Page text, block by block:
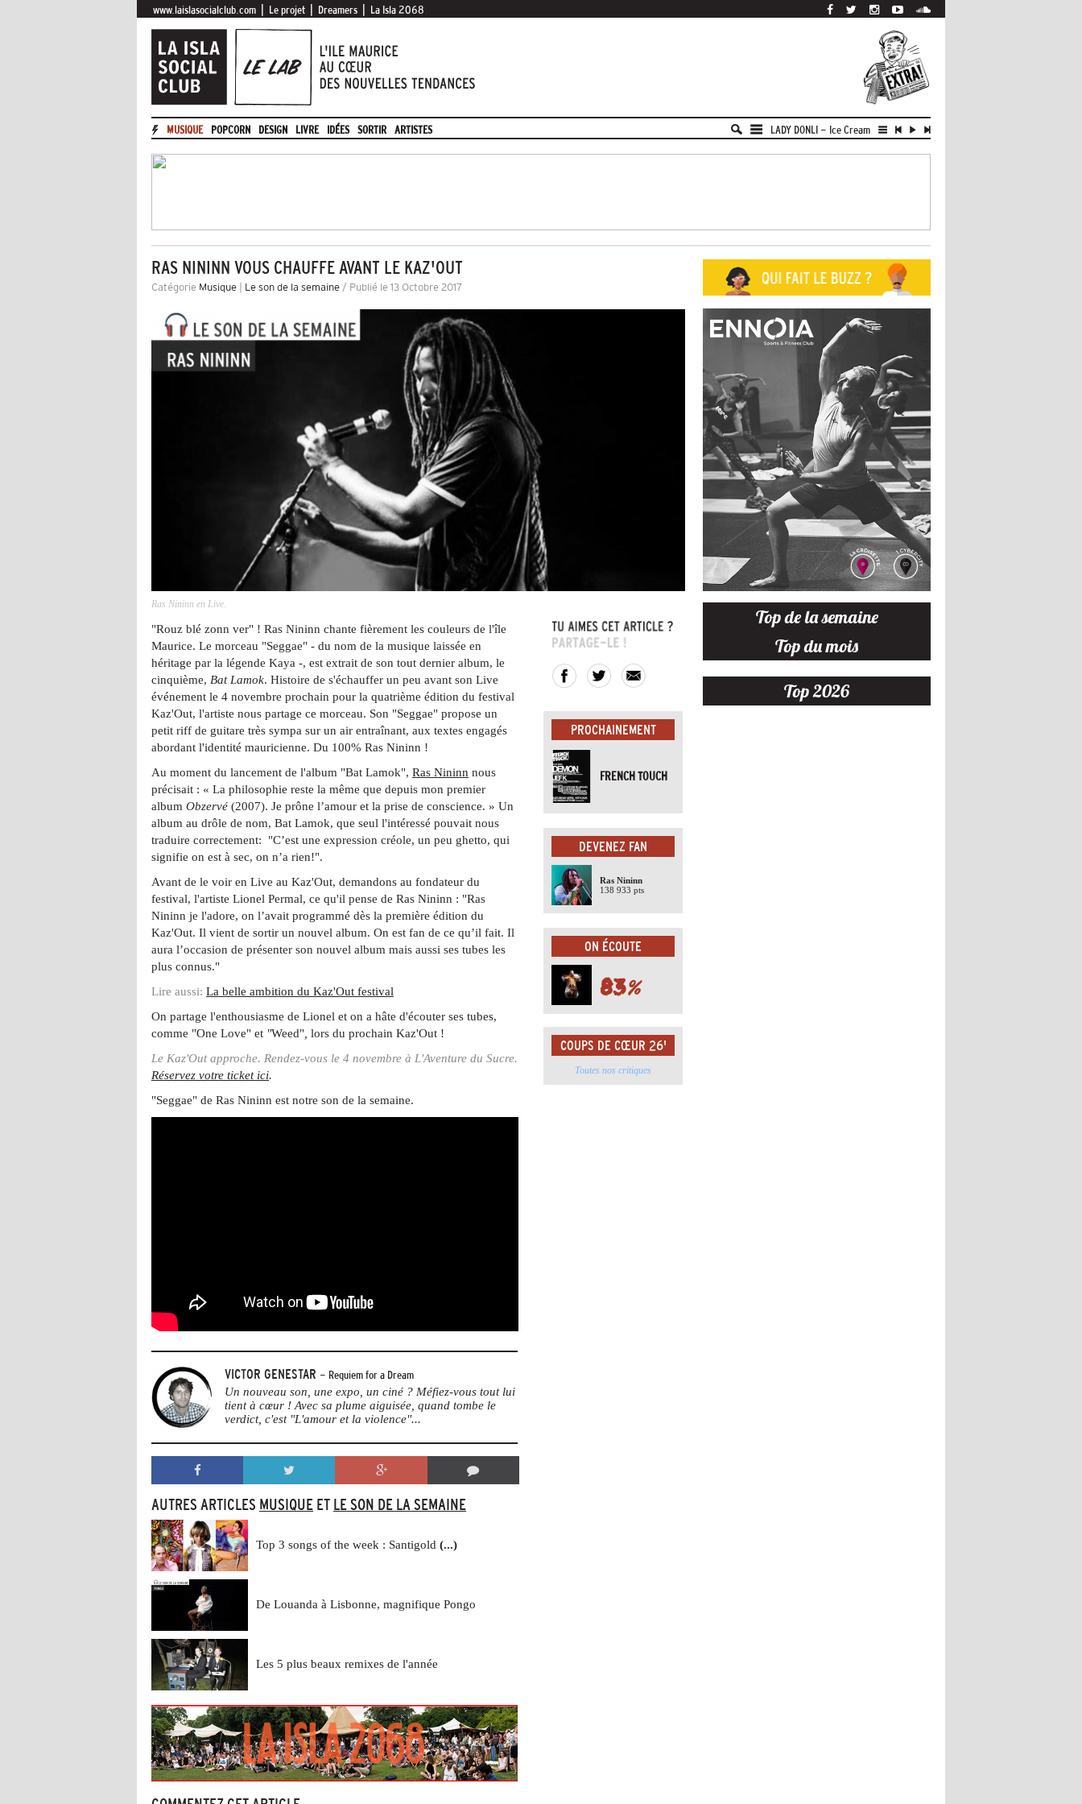
www.laislasocialclub.com Le projet Dreamers La Isla 2068
MUSIQUE POPCORN DESIGN LIVRE IDÉES SORTIR ARTISTES LADY DONLI - Ice Cream
RAS NININN VOUS CHAUFFE AVANT LE KAZ'OUT
Catégorie Musique Le son de la semaine / Publié le 13 Octobre 2017
Ras Nininn en Live.
"Rouz blé zonn ver" ! Ras Nininn chante fièrement les couleurs de l'île
Maurice. Le morceau "Seggae" - du nom de la musique laissée en
héritage par la légende Kaya -, est extrait de son tout dernier album, le
cinquième, Bat Lamok. Histoire de s'échauffer un peu avant son Live
événement le 4 novembre prochain pour la quatrième édition du festival
Kaz'Out, l'artiste nous partage ce morceau. Son "Seggae" propose un
petit riff de guitare très sympa sur un air entraînant, aux textes engagés
abordant l'identité mauricienne. Du 100% Ras Nininn !
Au moment du lancement de l'album "Bat Lamok", Ras Nininn nous
précisait : « La philosophie reste la même que depuis mon premier
album Obzervé (2007). Je prône l’amour et la prise de conscience. » Un
album au drôle de nom, Bat Lamok, que seul l'intéressé pouvait nous
traduire correctement: "C’est une expression créole, un peu ghetto, qui
signifie on est à sec, on n’a rien!".
Avant de le voir en Live au Kaz'Out, demandons au fondateur du
festival, l'artiste Lionel Permal, ce qu'il pense de Ras Nininn : "Ras
Nininn je l'adore, on l’avait programmé dès la première édition du
Kaz'Out. Il vient de sortir un nouvel album. On est fan de ce qu’il fait. Il
aura l’occasion de présenter son nouvel album mais aussi ses tubes les
plus connus."
Lire aussi: La belle ambition du Kaz'Out festival
On partage l'enthousiasme de Lionel et on a hâte d'écouter ses tubes,
comme "One Love" et "Weed" lors du prochain Kaz'Out !
Le Kaz'Out approche. Rendez-vous le 4 novembre à L'Aventure du Sucre.
Réservez votre ticket ici.
"Seggae" de Ras Nininn est notre son de la semaine.
VICTOR GENESTAR - Requiem for a Dream
Un nouveau son, une expo, un ciné ? Méfiez-vous tout lui
tient à cœur ! Avec sa plume aiguisée, quand tombe le
verdict, c'est "L'amour et la violence"...
AUTRES ARTICLES MUSIQUE ET LE SON DE LA SEMAINE
Top 3 songs of the week : Santigold (...)
De Louanda à Lisbonne, magnifique Pongo
Les 5 plus beaux remixes de l'année
PROCHAINEMENT
FRENCH TOUCH
DEVENEZ FAN
Ras Nininn
138 933 pts
ON ÉCOUTE
83%
COUPS DE CŒUR 26'
Toutes nos critiques
Top de la semaine
Top du mois
Top 2026